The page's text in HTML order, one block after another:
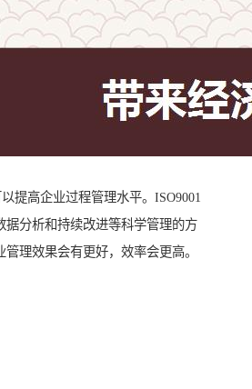
提高企业过程管理水平。ISO9001
据分析和持续改进等科学管理的方
理效果会有更好，效率会更高。